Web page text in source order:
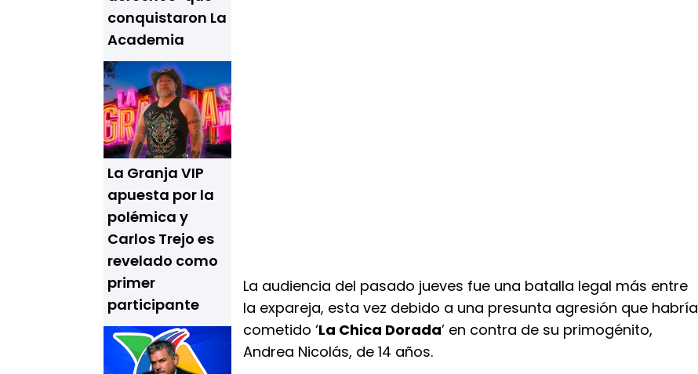
conquistaron La
Academia
La Granja VIP
apuesta por la
polémica y
Carlos Trejo es
revelado como
primer
participante
La audiencia del pasado jueves fue una batalla legal más entre
la expareja, esta vez debido a una presunta agresión que habría
cometido ‘La Chica Dorada’ en contra de su primogénito,
Andrea Nicolás, de 14 años.